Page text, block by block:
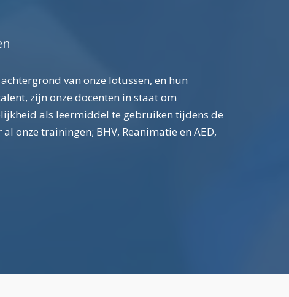
van onze lotussen, en hun
zijn onze docenten in staat om
als leermiddel te gebruiken tijdens de
onze trainingen; BHV, Reanimatie en AED,